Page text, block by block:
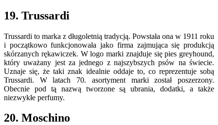
19. Trussardi
Trussardi to marka z długoletnią tradycją. Powstała ona w 1911 roku
i początkowo funkcjonowała jako firma zajmująca się produkcją
skórzanych rękawiczek. W logo marki znajduje się pies greyhound,
który uważany jest za jednego z najszybszych psów na świecie.
Uznaje się, że taki znak idealnie oddaje to, co reprezentuje sobą
Trussardi. W latach 70. asortyment marki został poszerzony.
Obecnie pod tą nazwą tworzone są ubrania, dodatki, a także
niezwykłe perfumy.
20. Moschino